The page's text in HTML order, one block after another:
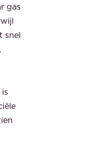
gas
snel